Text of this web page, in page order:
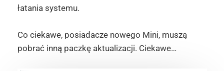
łatania systemu.
Co ciekawe, posiadacze nowego Mini, muszą
pobrać inną paczkę aktualizacji. Ciekawe…